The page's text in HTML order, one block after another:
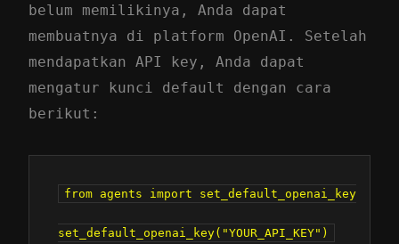
belum memilikinya, Anda dapat
membuatnya di platform OpenAI . Setelah
mendapatkan API key, Anda dapat
mengatur kunci default dengan cara
berikut:
from agents import set_default_openai_key